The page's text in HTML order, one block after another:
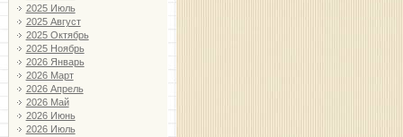
2025 Июль
2025 Август
2025 Октябрь
2025 Ноябрь
2026 Январь
2026 Март
2026 Апрель
2026 Май
2026 Июнь
2026 Июль